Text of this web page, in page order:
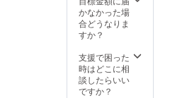
前での
履行が
ござい
ますこ
と予め
ご了承
開催
後、リ
ターン
せて発
送いた
しま
す。 ※
場にあ
るスタ
ンドフ
前ボー
ドへ生
誕祭ご
支援者
の前で
撮影し
たソロ
を郵送
いたし
ます。
②集合
チェキ
を郵送
いたし
②集合
写真SP
クレ
ジット
かなかった場
合どうなりま
すか？
支援で困った
時はどこに相
談したらいい
ですか？